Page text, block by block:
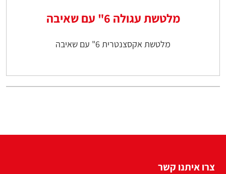
מלטשת עגולה 6" עם שאיבה
מלטשת אקסצנטרית 6" עם שאיבה
צרו איתנו קשר